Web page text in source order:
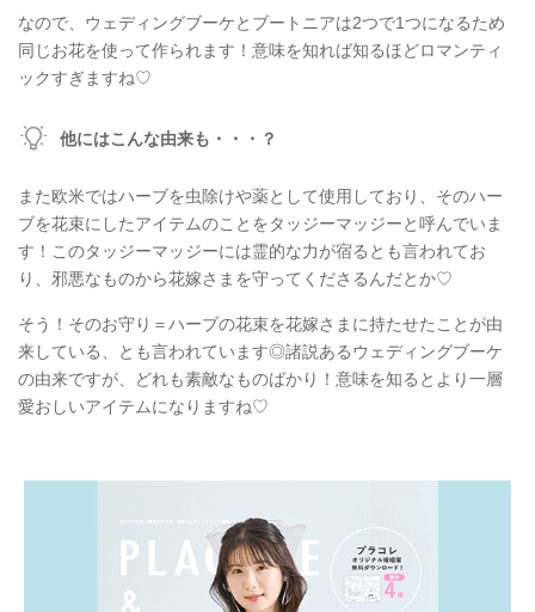
なので、ウェディングブーケとブートニアは2つで1つになるため
同じお花を使って作られます！意味を知れば知るほどロマンティ
ックすぎますね♡
他にはこんな由来も・・・？
また欧米ではハーブを虫除けや薬として使用しており、そのハー
ブを花束にしたアイテムのことをタッジーマッジーと呼んでいま
す！このタッジーマッジーには霊的な力が宿るとも言われてお
り、邪悪なものから花嫁さまを守ってくださるんだとか♡
そう！そのお守り＝ハーブの花束を花嫁さまに持たせたことが由
来している、とも言われています◎諸説あるウェディングブーケ
の由来ですが、どれも素敵なものばかり！意味を知るとより一層
愛おしいアイテムになりますね♡